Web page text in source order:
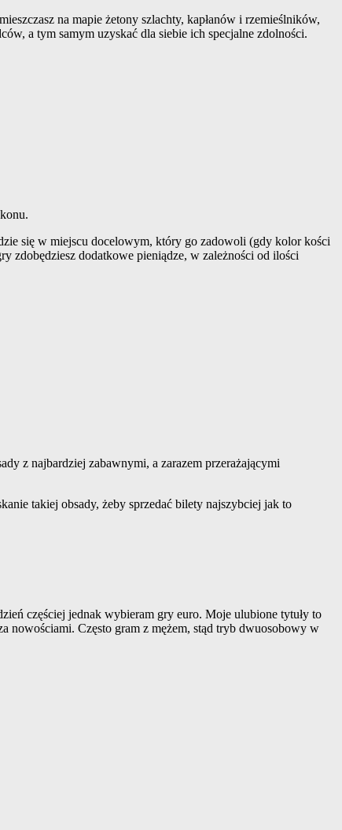
na mapie żetony szlachty, kapłanów i rzemieślników,
a tym samym uzyskać dla siebie ich specjalne zdolności.
się w miejscu docelowym, który go zadowoli (gdy kolor kości
zdobędziesz dodatkowe pieniądze, w zależności od ilości
z najbardziej zabawnymi, a zarazem przerażającymi
takiej obsady, żeby sprzedać bilety najszybciej jak to
częściej jednak wybieram gry euro. Moje ulubione tytuły to
nowościami. Często gram z mężem, stąd tryb dwuosobowy w